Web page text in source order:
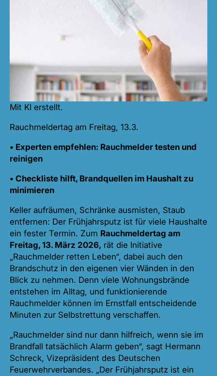
Mit KI erstellt.
Rauchmeldertag am Freitag, 13.3.
• Experten empfehlen: Rauchmelder testen und
reinigen
• Checkliste hilft, Brandquellen im Haushalt zu
minimieren
Keller aufräumen, Schränke ausmisten, Staub
entfernen: Der Frühjahrsputz ist für viele Haushalte
ein fester Termin. Zum Rauchmeldertag am
Freitag, 13. März 2026, rät die Initiative
„Rauchmelder retten Leben“, dabei auch den
Brandschutz in den eigenen vier Wänden in den
Blick zu nehmen. Denn viele Wohnungsbrände
entstehen im Alltag, und funktionierende
Rauchmelder können im Ernstfall entscheidende
Minuten zur Selbstrettung verschaffen.
„Rauchmelder sind nur dann hilfreich, wenn sie im
Brandfall tatsächlich Alarm geben“, sagt Hermann
Schreck, Vizepräsident des Deutschen
Feuerwehrverbandes. „Der Frühjahrsputz ist ein